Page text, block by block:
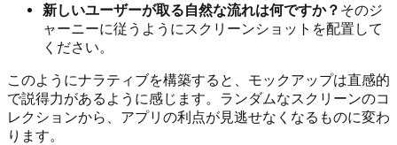
新しいユーザーが取る自然な流れは何ですか？ そのジ
ャーニーに従うようにスクリーンショットを配置して
ください。
このようにナラティブを構築すると、モックアップは直感的
で説得力があるように感じます。ランダムなスクリーンのコ
レクションから、アプリの利点が見逃せなくなるものに変わ
ります。